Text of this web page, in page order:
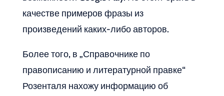
качестве примеров фразы из
произведений каких-либо авторов.
Более того, в „Справочнике по
правописанию и литературной правке“
Розенталя нахожу информацию об